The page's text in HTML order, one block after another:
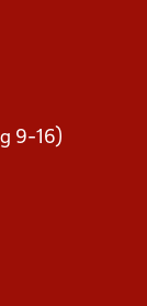
9-16)